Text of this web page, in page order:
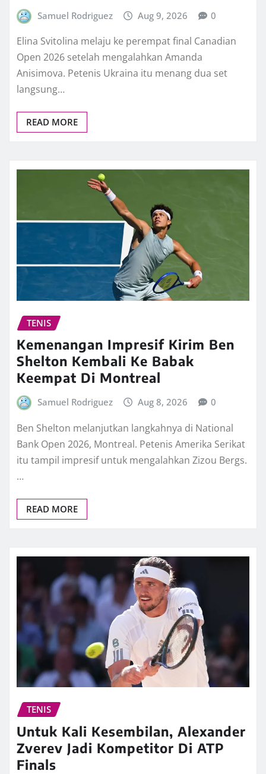
Samuel Rodriguez Aug 9, 2026 0
Elina Svitolina melaju ke perempat final Canadian
Open 2026 setelah mengalahkan Amanda
Anisimova. Petenis Ukraina itu menang dua set
langsung…
READ MORE
TENIS
Kemenangan Impresif Kirim Ben
Shelton Kembali Ke Babak
Keempat Di Montreal
Samuel Rodriguez Aug 8, 2026 0
Ben Shelton melanjutkan langkahnya di National
Bank Open 2026, Montreal. Petenis Amerika Serikat
itu tampil impresif untuk mengalahkan Zizou Bergs.
…
READ MORE
TENIS
Untuk Kali Kesembilan, Alexander
Zverev Jadi Kompetitor Di ATP
Finals